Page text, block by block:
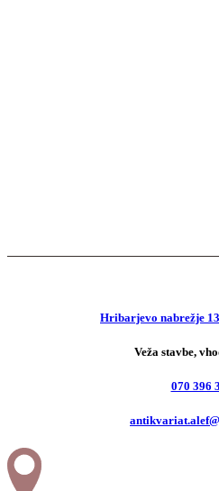
Hribarjevo nabrežje 13
Veža stavbe,
070 396